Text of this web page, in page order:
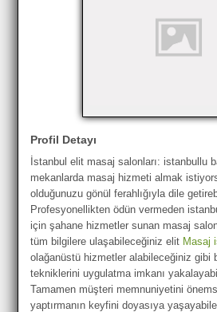
Profil Detayı
İstanbul elit masaj salonları: istanbullu
mekanlarda masaj hizmeti almak
olduğunuzu gönül ferahlığıyla dile
Profesyonellikten ödün vermeden
için şahane hizmetler sunan masaj
tüm bilgilere ulaşabileceğiniz elit Masaj
olağanüstü hizmetler alabileceğiniz gibi
tekniklerini uygulatma imkanı
Tamamen müşteri memnuniyetini
yaptırmanın keyfini doyasıya